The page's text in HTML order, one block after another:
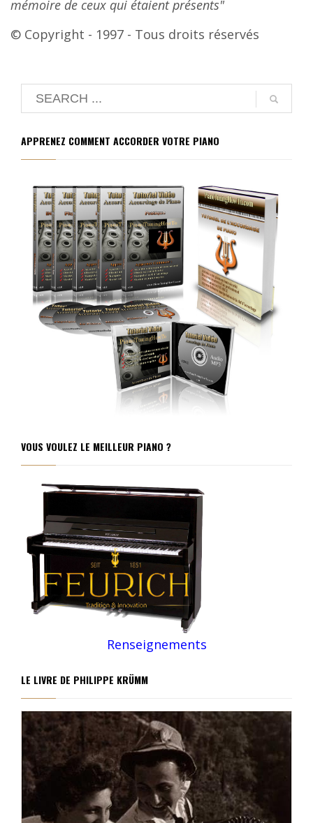
mémoire de ceux qui étaient présents"
© Copyright - 1997 - Tous droits réservés
APPRENEZ COMMENT ACCORDER VOTRE PIANO
VOUS VOULEZ LE MEILLEUR PIANO ?
Renseignements
LE LIVRE DE PHILIPPE KRÜMM